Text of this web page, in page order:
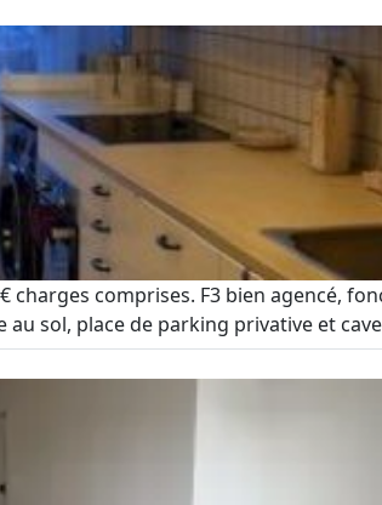
charges comprises. F3 bien agencé,
sol, place de parking privative et